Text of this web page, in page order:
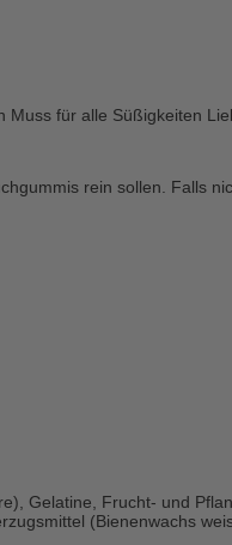
Muss für alle Süßigkeiten
rein sollen. Falls
Gelatine, Frucht- und
(Bienenwachs